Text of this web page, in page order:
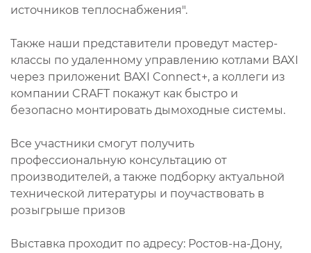
источников теплоснабжения".
Также наши представители проведут мастер-
классы по удаленному управлению котлами BAXI
через приложениt BAXI Connect+, а коллеги из
компании CRAFT покажут как быстро и
безопасно монтировать дымоходные системы.
Все участники смогут получить
профессиональную консультацию от
производителей, а также подборку актуальной
технической литературы и поучаствовать в
розыгрыше призов
Выставка проходит по адресу: Ростов-на-Дону,